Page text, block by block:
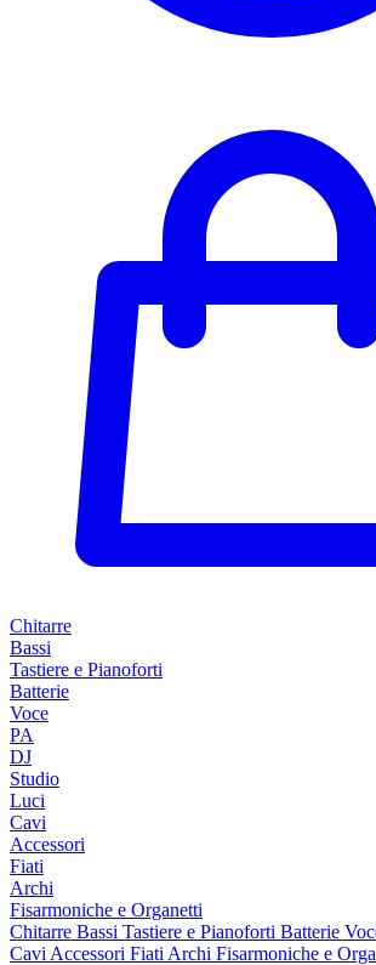
Chitarre
Bassi
Tastiere e Pianoforti
Batterie
Voce
PA
DJ
Studio
Luci
Cavi
Accessori
Fiati
Archi
Fisarmoniche e Organetti
Chitarre Bassi Tastiere e Pianoforti Batterie
Cavi Accessori Fiati Archi Fisarmoniche e